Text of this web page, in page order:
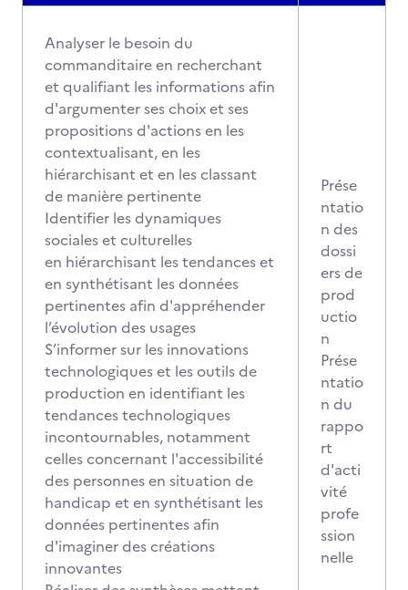
Analyser le besoin du
commanditaire en recherchant
et qualifiant les informations afin
d'argumenter ses choix et ses
propositions d'actions en les
contextualisant, en les
hiérarchisant et en les classant
de manière pertinente
Identifier les dynamiques
sociales et culturelles
en hiérarchisant les tendances et
en synthétisant les données
pertinentes afin d'appréhender
l’évolution des usages
S’informer sur les innovations
technologiques et les outils de
production en identifiant les
tendances technologiques
incontournables, notamment
celles concernant l'accessibilité
des personnes en situation de
handicap et en synthétisant les
données pertinentes afin
d'imaginer des créations
innovantes
Prése
ntatio
n des
dossi
ers de
prod
uctio
n
Prése
ntatio
n du
rappo
rt
d'acti
vité
profe
ssion
nelle